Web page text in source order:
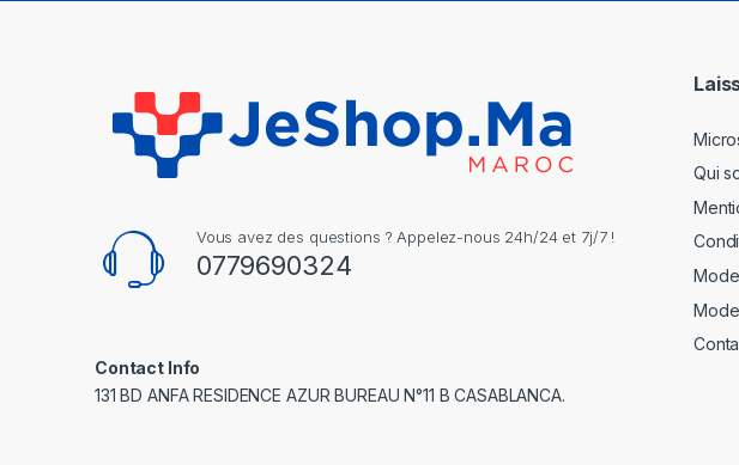
Vous avez des questions ? Appelez-nous 24h/24 et 7j/7 !
0779690324
Contact Info
131 BD ANFA RESIDENCE AZUR BUREAU N°11 B CASABLANCA.
Qui